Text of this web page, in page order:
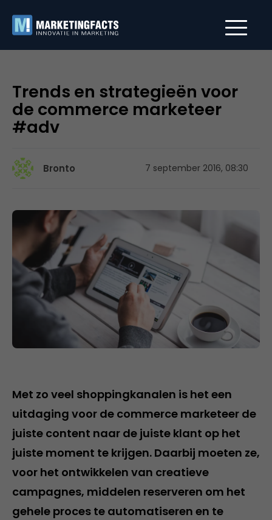
Trends en strategieën voor
de commerce marketeer
#adv
Bronto 7 september 2016, 08:30
Met zo veel shoppingkanalen is het een
uitdaging voor de commerce marketeer de
juiste content naar de juiste klant op het
juiste moment te krijgen. Daarbij moeten ze,
voor het ontwikkelen van creatieve
campagnes, middelen reserveren om het
gehele proces te automatiseren en te